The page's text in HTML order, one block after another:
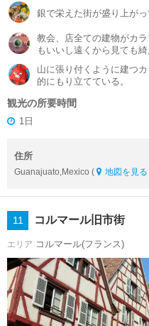
銀で栄えた街が盛り上が
教会、店全ての建物がカ
もいいし遠くから見ても綺
山に張り付くように建つ
的にもり立てている。
観光の所要時間
1日
住所
Guanajuato,Mexico ( 地図を見る
11 コルマール旧市街
エリア コルマール(フランス)